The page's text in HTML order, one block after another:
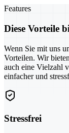
Features
Diese Vorteile
Wenn Sie mit uns
Vorteilen. Wir
auch eine Vielzahl
einfacher und
Stressfrei